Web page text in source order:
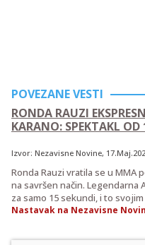
POVEZANE VESTI
RONDA RAUZI
KARANO: SPEKTAKL OD
Izvor: Nezavisne Novine,
Ronda Rauzi vratila se u MMA
na savršen način. Legendarna
za samo 15 sekundi, i to
Nastavak na Nezavisne